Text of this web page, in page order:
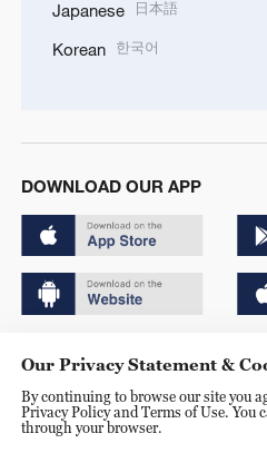
Japanese 日本語
Korean 한국어
DOWNLOAD OUR APP
京ICP备20000184号
京公网安备 11010502050052号
Our Privacy Statement &
By continuing to browse our site you
Privacy Policy and Terms of Use. You
through your browser.